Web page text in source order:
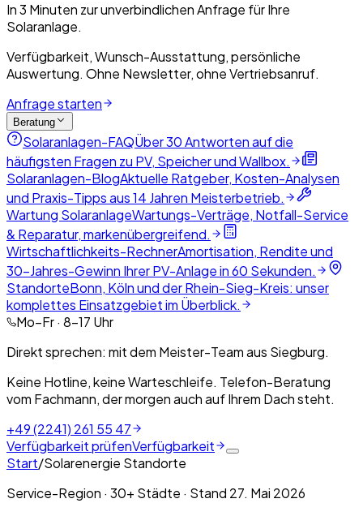
In 3 Minuten zur unverbindlichen Anfrage für Ihre
Solaranlage.
Verfügbarkeit, Wunsch-Ausstattung, persönliche
Auswertung. Ohne Newsletter, ohne Vertriebsanruf.
Anfrage starten
Beratung
Solaranlagen-FAQÜber 30 Antworten auf die
häufigsten Fragen zu PV, Speicher und Wallbox.
Solaranlagen-BlogAktuelle Ratgeber, Kosten-Analysen
und Praxis-Tipps aus 14 Jahren Meisterbetrieb.
Wartung SolaranlageWartungs-Verträge, Notfall-Service
& Reparatur, markenübergreifend.
Wirtschaftlichkeits-RechnerAmortisation, Rendite und
30-Jahres-Gewinn Ihrer PV-Anlage in 60 Sekunden.
StandorteBonn, Köln und der Rhein-Sieg-Kreis: unser
komplettes Einsatzgebiet im Überblick.
Mo–Fr · 8–17 Uhr
Direkt sprechen: mit dem Meister-Team aus Siegburg.
Keine Hotline, keine Warteschleife. Telefon-Beratung
vom Fachmann, der morgen auch auf Ihrem Dach steht.
+49 (2241) 261 55 47
Verfügbarkeit prüfenVerfügbarkeit
Start/Solarenergie Standorte
Service-Region · 30+ Städte · Stand 27. Mai 2026